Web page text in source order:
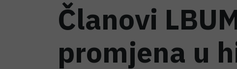
Članovi
promjena u